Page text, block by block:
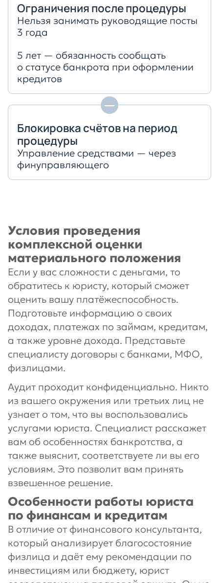
Ограничения после процедуры
Нельзя занимать руководящие посты
3 года
5 лет — обязанность сообщать
о статусе банкрота при оформлении
кредитов
Блокировка счётов на период
процедуры
Управление средствами — через
финуправляющего
Условия проведения
комплексной оценки
материального положения
Если у вас сложности с деньгами, то
обратитесь к юристу, который сможет
оценить вашу платёжеспособность.
Подготовьте информацию о своих
доходах, платежах по займам, кредитам,
а также уровне дохода. Представьте
специалисту договоры с банками, МФО,
физлицами.
Аудит проходит конфиденциально. Никто
из вашего окружения или третьих лиц не
узнает о том, что вы воспользовались
услугами юриста. Специалист расскажет
вам об особенностях банкротства, а
также выяснит, соответствуете ли вы его
условиям. Это позволит вам принять
взвешенное решение.
Особенности работы юриста
по финансам и кредитам
В отличие от финансового консультанта,
который анализирует благосостояние
физлица и даёт ему рекомендации по
инвестициям или бюджету, юрист